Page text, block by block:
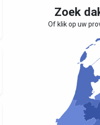
Zoek
Of klik op uw